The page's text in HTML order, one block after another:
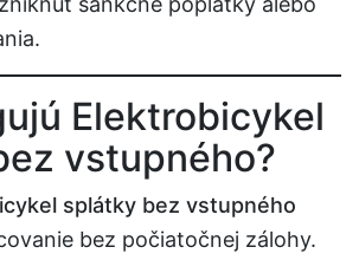
Elektrobicykel
vstupného?
splátky bez vstupného
bez počiatočnej zálohy.